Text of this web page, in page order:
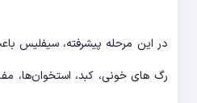
در این مرحله پیشرفته، سیفلیس